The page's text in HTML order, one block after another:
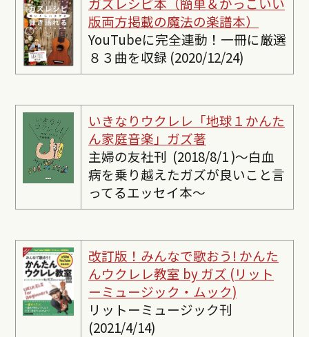
版両方掲載の魔法の楽譜本）
YouTubeに完全連動！一冊に厳選
８３曲を収録 (2020/12/24)
いきなりウクレレ「地球１かんた
ん家庭音楽」ガズ著
主婦の友社刊 (2018/8/1 )〜白血
病を乗り越えたガズが良いこと言
ってるエッセイ本〜
改訂版！みんなで歌おう! かんた
んウクレレ教室 by ガズ (リット
ーミュージック・ムック)
リットーミュージック刊
(2021/4/14)